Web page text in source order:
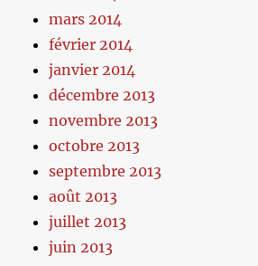
mars 2014
février 2014
janvier 2014
décembre 2013
novembre 2013
octobre 2013
septembre 2013
août 2013
juillet 2013
juin 2013